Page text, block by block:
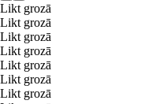
Likt grozā
Likt grozā
Likt grozā
Likt grozā
Likt grozā
Likt grozā
Likt grozā